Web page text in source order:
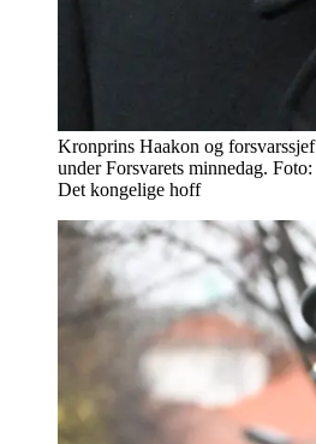
Kronprins Haakon og
under Forsvarets minnedag.
Det kongelige hoff